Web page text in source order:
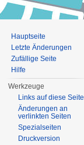
Hauptseite
Letzte Änderungen
Zufällige Seite
Hilfe
Werkzeuge
Links auf diese Seite
Änderungen an
verlinkten Seiten
Spezialseiten
Druckversion